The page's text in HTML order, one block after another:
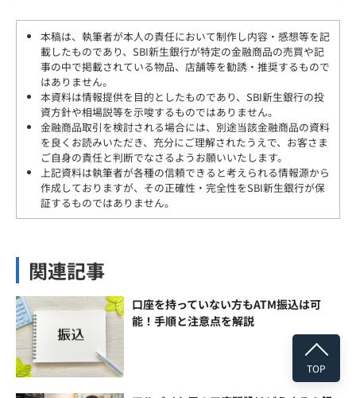
本稿は、執筆者が本人の責任において制作し内容・感想等を記
載したものであり、SBI新生銀行が特定の金融商品の売買や記
事の中で掲載されている物品、店舗等を勧誘・推奨するもので
はありません。
本資料は情報提供を目的としたものであり、SBI新生銀行の投
資方針や相場説等を示唆するものではありません。
金融商品取引を検討される場合には、別途当該金融商品の資料
を良くお読みいただき、充分にご理解されたうえで、お客さま
ご自身の責任と判断でなさるようお願いいたします。
上記資料は執筆者が各種の信頼できると考えられる情報源から
作成しておりますが、その正確性・完全性をSBI新生銀行が保
証するものではありません。
関連記事
口座を持っていない方もATM振込は可
能！手順と注意点を解説
TOP